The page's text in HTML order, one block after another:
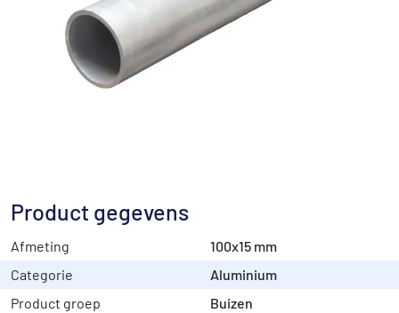
Product gegevens
Afmeting
100x15 mm
Categorie
Aluminium
Product groep
Buizen